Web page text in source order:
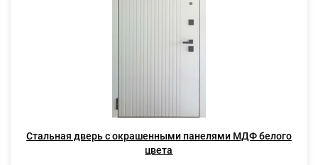
Стальная дверь с окрашенными панелями МДФ белого
цвета